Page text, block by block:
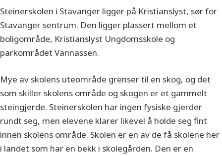
Steinerskolen i Stavanger ligger på Kristianslyst, sør for
Stavanger sentrum. Den ligger plassert mellom et
boligområde, Kristianslyst Ungdomsskole og
parkområdet Vannassen.
Mye av skolens uteområde grenser til en skog, og det
som skiller skolens område og skogen er et gammelt
steingjerde. Steinerskolen har ingen fysiske gjerder
rundt seg, men elevene klarer likevel å holde seg fint
innen skolens område. Skolen er en av de få skolene her
i landet som har en bekk i skolegården. Den er en